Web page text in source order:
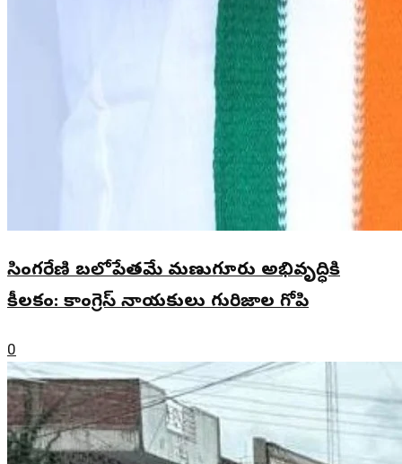
సింగరేణి బలోపేతమే మణుగూరు అభివృద్ధికి
కీలకం: కాంగ్రెస్ నాయకులు గురిజాల గోపి
0